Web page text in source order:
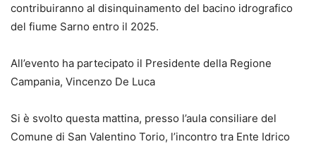
contribuiranno al disinquinamento del bacino idrografico
del fiume Sarno entro il 2025.
All’evento ha partecipato il Presidente della Regione
Campania, Vincenzo De Luca
Si è svolto questa mattina, presso l’aula consiliare del
Comune di San Valentino Torio, l’incontro tra Ente Idrico